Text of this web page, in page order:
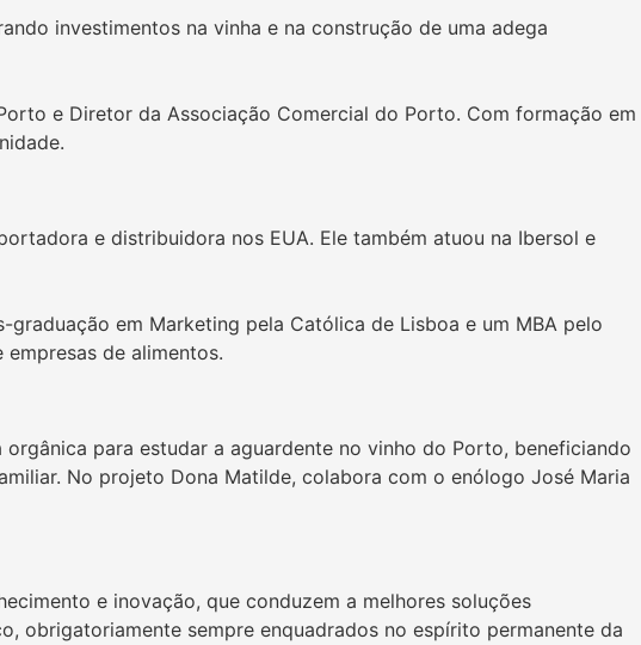
investimentos na vinha e na construção de uma adega
e Diretor da Associação Comercial do Porto. Com formação em
e distribuidora nos EUA. Ele também atuou na Ibersol e
em Marketing pela Católica de Lisboa e um MBA pelo
de alimentos.
para estudar a aguardente no vinho do Porto, beneficiando
No projeto Dona Matilde, colabora com o enólogo José Maria
e inovação, que conduzem a melhores soluções
obrigatoriamente sempre enquadrados no espírito permanente da